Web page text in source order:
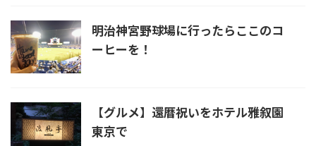
明治神宮野球場に行ったらここのコ
ーヒーを！
【グルメ】還暦祝いをホテル雅叙園
東京で